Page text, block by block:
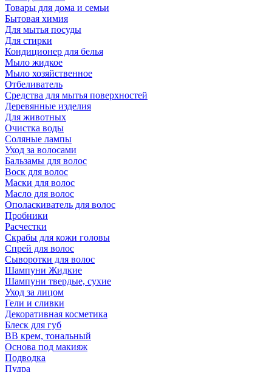
Товары для дома и семьи
Бытовая химия
Для мытья посуды
Для стирки
Кондиционер для белья
Мыло жидкое
Мыло хозяйственное
Отбеливатель
Средства для мытья поверхностей
Деревянные изделия
Для животных
Очистка воды
Соляные лампы
Уход за волосами
Бальзамы для волос
Воск для волос
Маски для волос
Масло для волос
Ополаскиватель для волос
Пробники
Расчестки
Скрабы для кожи головы
Спрей для волос
Сыворотки для волос
Шампуни Жидкие
Шампуни твердые, сухие
Уход за лицом
Гели и сливки
Декоративная косметика
Блеск для губ
ВВ крем, тональный
Основа под макияж
Подводка
Пудра